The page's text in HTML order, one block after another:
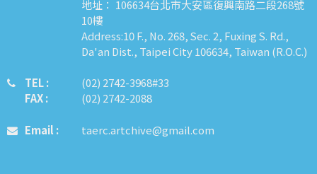
地址： 106634台北市大安區復興南路二段268號
10樓
Address:10 F., No. 268, Sec. 2, Fuxing S. Rd.,
Da'an Dist., Taipei City 106634, Taiwan (R.O.C.)
TEL :
FAX :
​​​​(02) 2742-3968#33
(02) 2742-2088
Email : taerc.artchive@gmail.com